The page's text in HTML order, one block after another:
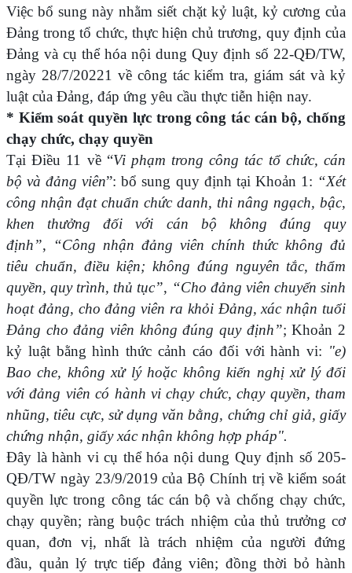
Việc bổ sung này nhằm siết chặt kỷ luật, kỷ cương của
Đảng trong tổ chức, thực hiện chủ trương, quy định của
Đảng và cụ thể hóa nội dung Quy định số 22-QĐ/TW,
ngày 28/7/20221 về công tác kiểm tra, giám sát và kỷ
luật của Đảng, đáp ứng yêu cầu thực tiễn hiện nay.
* Kiểm soát quyền lực trong công tác cán bộ, chống
chạy chức, chạy quyền
Tại Điều 11 về “Vi phạm trong công tác tổ chức, cán
bộ và đảng viên”: bổ sung quy định tại Khoản 1: “Xét
công nhận đạt chuẩn chức danh, thi nâng ngạch, bậc,
khen thưởng đối với cán bộ không đúng quy
định”, “Công nhận đảng viên chính thức không đủ
tiêu chuẩn, điều kiện; không đúng nguyên tắc, thẩm
quyền, quy trình, thủ tục”, “Cho đảng viên chuyển sinh
hoạt đảng, cho đảng viên ra khỏi Đảng, xác nhận tuổi
Đảng cho đảng viên không đúng quy định”; Khoản 2
kỷ luật bằng hình thức cảnh cáo đối với hành vi: "e)
Bao che, không xử lý hoặc không kiến nghị xử lý đối
với đảng viên có hành vi chạy chức, chạy quyền, tham
nhũng, tiêu cực, sử dụng văn bằng, chứng chỉ giả, giấy
chứng nhận, giấy xác nhận không hợp pháp".
Đây là hành vi cụ thể hóa nội dung Quy định số 205-
QĐ/TW ngày 23/9/2019 của Bộ Chính trị về kiểm soát
quyền lực trong công tác cán bộ và chống chạy chức,
chạy quyền; ràng buộc trách nhiệm của thủ trưởng cơ
quan, đơn vị, nhất là trách nhiệm của người đứng
đầu, quản lý trực tiếp đảng viên; đồng thời bỏ hành